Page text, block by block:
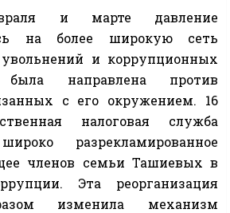
и марте давление
на более широкую сеть
и коррупционных
была направлена ​​против
с его окружением. 16
налоговая служба
разрекламированное
членов семьи Ташиевых в
Эта реорганизация
изменила механизм